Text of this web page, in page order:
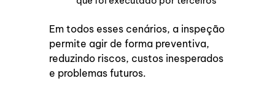
Em todos esses cenários, a inspeção
permite agir de forma preventiva,
reduzindo riscos, custos inesperados
e problemas futuros.